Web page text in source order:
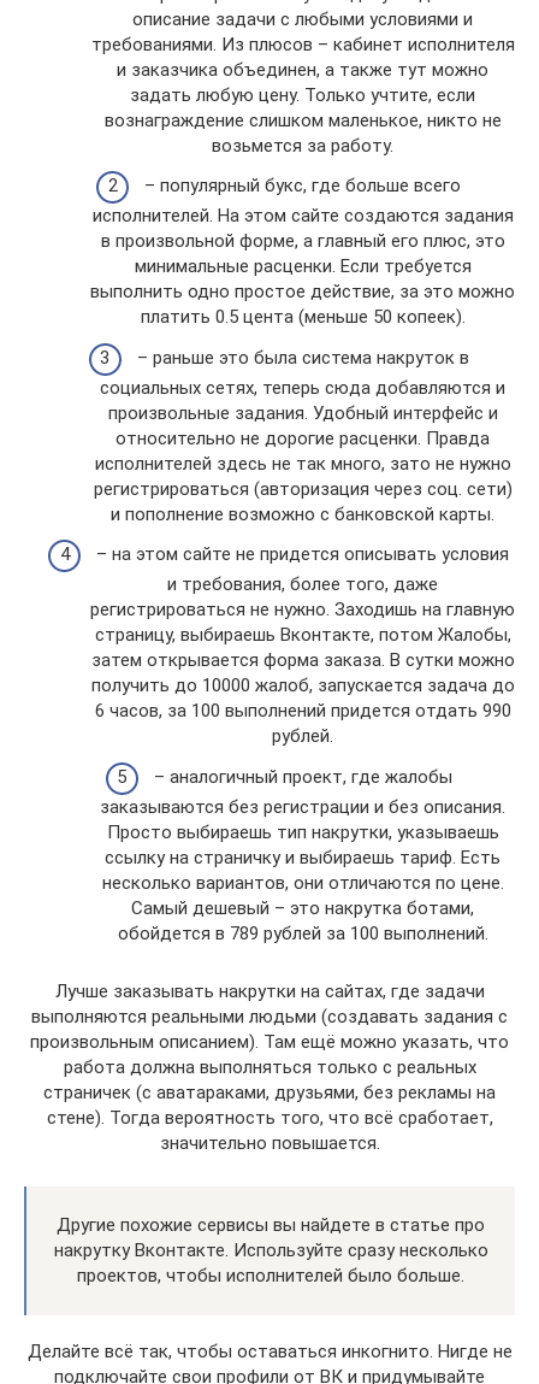
описание задачи с любыми условиями и
требованиями. Из плюсов – кабинет исполнителя
и заказчика объединен, а также тут можно
задать любую цену. Только учтите, если
вознаграждение слишком маленькое, никто не
возьмется за работу.
– популярный букс, где больше всего
исполнителей. На этом сайте создаются задания
в произвольной форме, а главный его плюс, это
минимальные расценки. Если требуется
выполнить одно простое действие, за это можно
платить 0.5 цента (меньше 50 копеек).
– раньше это была система накруток в
социальных сетях, теперь сюда добавляются и
произвольные задания. Удобный интерфейс и
относительно не дорогие расценки. Правда
исполнителей здесь не так много, зато не нужно
регистрироваться (авторизация через соц. сети)
и пополнение возможно с банковской карты.
– на этом сайте не придется описывать условия
и требования, более того, даже
регистрироваться не нужно. Заходишь на главную
страницу, выбираешь Вконтакте, потом Жалобы,
затем открывается форма заказа. В сутки можно
получить до 10000 жалоб, запускается задача до
6 часов, за 100 выполнений придется отдать 990
рублей.
– аналогичный проект, где жалобы
заказываются без регистрации и без описания.
Просто выбираешь тип накрутки, указываешь
ссылку на страничку и выбираешь тариф. Есть
несколько вариантов, они отличаются по цене.
Самый дешевый – это накрутка ботами,
обойдется в 789 рублей за 100 выполнений.
Лучше заказывать накрутки на сайтах, где задачи
выполняются реальными людьми (создавать задания с
произвольным описанием). Там ещё можно указать, что
работа должна выполняться только с реальных
страничек (с аватараками, друзьями, без рекламы на
стене). Тогда вероятность того, что всё сработает,
значительно повышается.
Другие похожие сервисы вы найдете в статье про
накрутку Вконтакте. Используйте сразу несколько
проектов, чтобы исполнителей было больше.
Делайте всё так, чтобы оставаться инкогнито. Нигде не
подключайте свои профили от ВК и придумывайте